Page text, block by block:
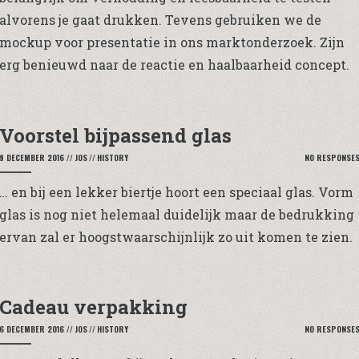
alvorens je gaat drukken. Tevens gebruiken we de
mockup voor presentatie in ons marktonderzoek. Zijn
erg benieuwd naar de reactie en haalbaarheid concept.
Voorstel bijpassend glas
9 DECEMBER 2016 // JOS// HISTORY NO RESPONSES
… en bij een lekker biertje hoort een speciaal glas. Vorm
glas is nog niet helemaal duidelijk maar de bedrukking
ervan zal er hoogstwaarschijnlijk zo uit komen te zien.
Cadeau verpakking
6 DECEMBER 2016 // JOS// HISTORY NO RESPONSES